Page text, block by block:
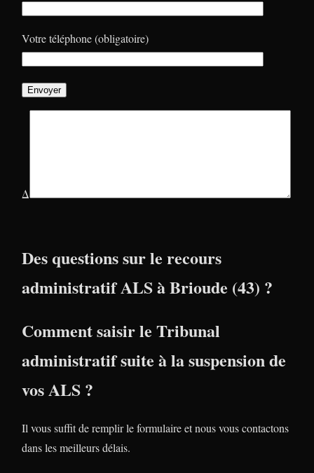
Votre téléphone (obligatoire)
Δ
Des questions sur le recours
administratif ALS à Brioude (43) ?
Comment saisir le Tribunal
administratif suite à la suspension de
vos ALS ?
Il vous suffit de remplir le formulaire et nous vous contactons
dans les meilleurs délais.